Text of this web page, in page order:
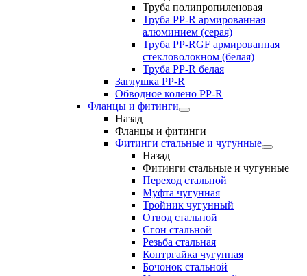
Труба полипропиленовая
Труба PP-R армированная
алюминием (серая)
Труба PP-RGF армированная
стекловолокном (белая)
Труба РР-R белая
Заглушка PP-R
Обводное колено PP-R
Фланцы и фитинги
Назад
Фланцы и фитинги
Фитинги стальные и чугунные
Назад
Фитинги стальные и чугунные
Переход стальной
Муфта чугунная
Тройник чугунный
Отвод стальной
Сгон стальной
Резьба стальная
Контргайка чугунная
Бочонок стальной